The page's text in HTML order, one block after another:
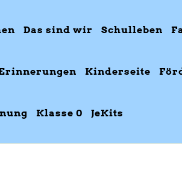
Das sind wir Schulleben
Kinderseite
Klasse 0 JeKits